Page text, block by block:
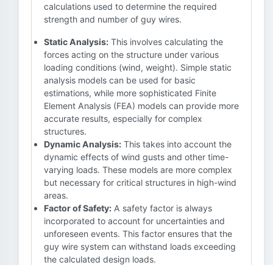
calculations used to determine the required
strength and number of guy wires.
Static Analysis: This involves calculating the
forces acting on the structure under various
loading conditions (wind, weight). Simple static
analysis models can be used for basic
estimations, while more sophisticated Finite
Element Analysis (FEA) models can provide more
accurate results, especially for complex
structures.
Dynamic Analysis: This takes into account the
dynamic effects of wind gusts and other time-
varying loads. These models are more complex
but necessary for critical structures in high-wind
areas.
Factor of Safety: A safety factor is always
incorporated to account for uncertainties and
unforeseen events. This factor ensures that the
guy wire system can withstand loads exceeding
the calculated design loads.